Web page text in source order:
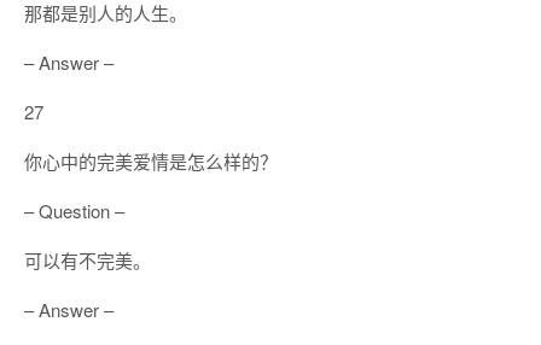
那都是别人的人生。
– Answer –
27
你心中的完美爱情是怎么样的？
– Question –
可以有不完美。
– Answer –